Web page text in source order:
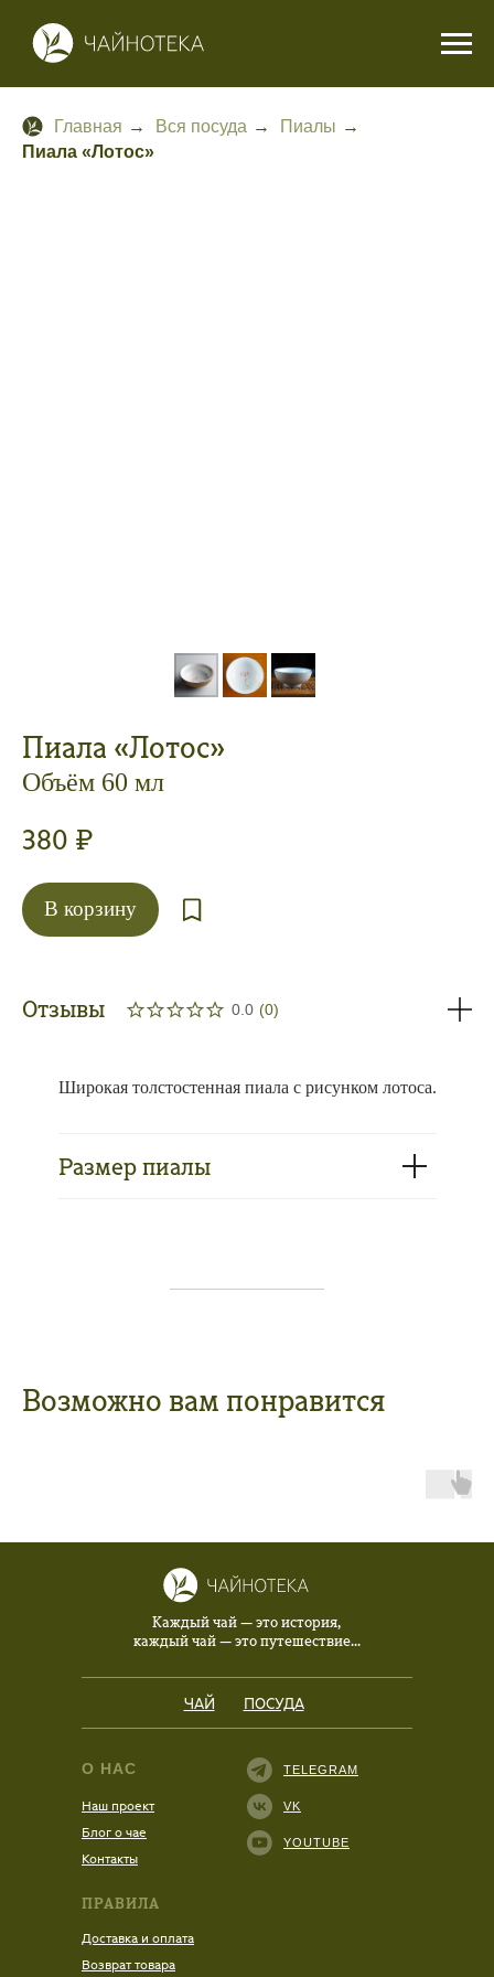
Главная → Вся посуда → Пиалы →
Пиала «Лотос»
Пиала «Лотос»
Объём 60 мл
380 ₽
В корзину
Отзывы 0.0 (0)
Широкая толстостенная пиала с рисунком лотоса.
Размер пиалы
Возможно вам понравится
YOUTUBE
TELEGRAM
VK
О НАС
Наш проект
Блог о чае
Контакты
ПРАВИЛА
Доставка и оплата
Возврат товара
ЧАЙ ПОСУДА
Каждый чай — это история,
каждый чай — это путешествие...